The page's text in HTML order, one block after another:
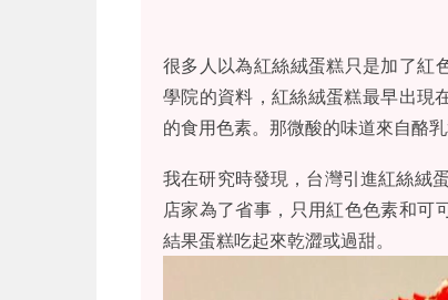
很多人以為紅絲絨蛋糕只是加了紅
學院的資料，紅絲絨蛋糕最早出現
的食用色素。那微酸的味道來自酪
我在研究時發現，台灣引進紅絲絨
店家為了省事，只用紅色色素和可
結果蛋糕吃起來乾澀或過甜。